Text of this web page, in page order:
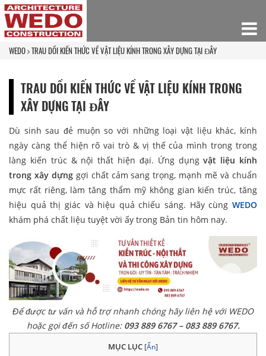
WEDO TRAU DỒI KIẾN THỨC VỀ VẬT LIỆU KÍNH TRONG XÂY DỰNG TẠI ĐÂY
TRAU DỒI KIẾN THỨC VỀ VẬT LIỆU KÍNH TRONG
XÂY DỰNG TẠI ĐÂY
Dù sinh sau đẻ muộn so với những loại vật liệu khác, kính
ngày càng thể hiện rõ vai trò & vị thế của mình trong trong
làng kiến trúc & nội thất hiện đại. Ứng dụngvật liệu kính
trong xây dựng gợi chất cảm sang trọng, mạnh mẽ và chuẩn
mực rất riêng, làm tăng thẩm mỹ không gian kiến trúc, tăng
hiệu quả thị giác và hiệu quả chiếu sáng. Hãy cùngWEDO
khám phá chất liệu tuyệt vời ấy trong Bản tin hôm nay.
Để được tư vấn và hỗ trợ nhanh chóng hãy liên hệ với WEDO
hoặc gọi đến số Hotline: 093 889 6767 – 083 889 6767.
MỤC LỤC [Ẩn]